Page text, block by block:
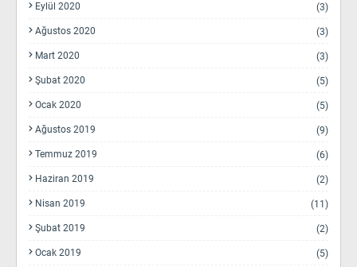
Eylül 2020 (3)
Ağustos 2020 (3)
Mart 2020 (3)
Şubat 2020 (5)
Ocak 2020 (5)
Ağustos 2019 (9)
Temmuz 2019 (6)
Haziran 2019 (2)
Nisan 2019 (11)
Şubat 2019 (2)
Ocak 2019 (5)